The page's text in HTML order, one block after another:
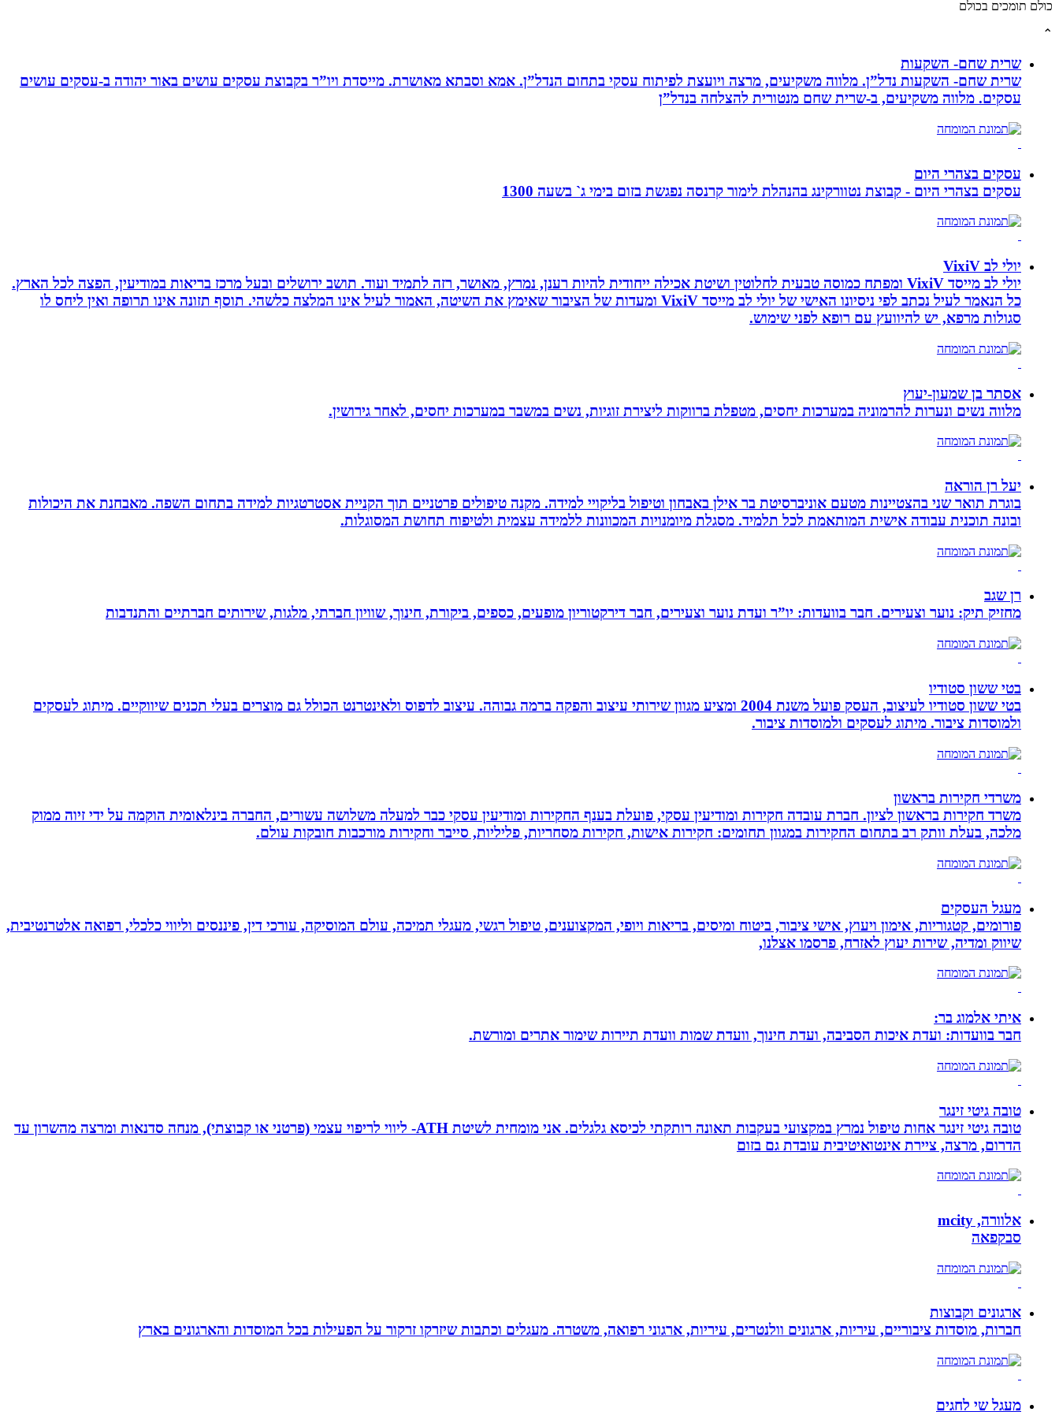
כולם תומכים בכולם
⌃
שרית שחם- השקעות
שרית שחם- השקעות נדל”ן. מלווה משקיעים, מרצה ויועצת לפיתוח עסקי בתחום הנדל”ן. אמא וסבתא מאושרת. ‏מייסדת ויו”ר בקבוצת עסקים עושים באור יהודה‏ ב-‏עסקים עושים
עסקים‏. ‏מלווה משקיעים, ב-‏שרית שחם מנטורית להצלחה בנדל”ן‏
עסקים בצהרי היום
עסקים בצהרי היום - קבוצת נטוורקינג בהנהלת לימור קרנסה נפגשת בזום בימי ג` בשעה 1300
יולי לב VixiV
יולי לב מייסד VixiV ומפתח כמוסה טבעית לחלוטין ושיטת אכילה ייחודית להיות רענן, נמרץ, מאושר, רזה לתמיד ועוד. תושב ירושלים ובעל מרכז בריאות במודיעין, הפצה לכל הארץ.
כל הנאמר לעיל נכתב לפי ניסיונו האישי של יולי לב מייסד VixiV ומעדות של הציבור שאימץ את השיטה, האמור לעיל אינו המלצה כלשהי. תוסף תזונה אינו תרופה ואין ליחס לו
סגולות מרפא, יש להיוועץ עם רופא לפני שימוש.
אסתר בן שמעון-יעוץ
מלווה נשים ונערות להרמוניה במערכות יחסים, מטפלת ברווקות ליצירת זוגיות, נשים במשבר במערכות יחסים, לאחר גירושין.
יעל רן הוראה
בוגרת תואר שני בהצטיינות מטעם אוניברסיטת בר אילן באבחון וטיפול בליקויי למידה. מקנה טיפולים פרטניים תוך הקניית אסטרטגיות למידה בתחום השפה. מאבחנת את היכולות
ובונה תוכנית עבודה אישית המותאמת לכל תלמיד. מסגלת מיומנויות המכוונות ללמידה עצמית ולטיפוח תחושת המסוגלות.
רן שגב
מחזיק תיק: נוער וצעירים. חבר בוועדות: יו”ר ועדת נוער וצעירים, חבר דירקטוריון מופעים, כספים, ביקורת, חינוך, שוויון חברתי, מלגות, שירותים חברתיים והתנדבות
בטי ששון סטודיו
בטי ששון סטודיו לעיצוב, העסק פועל משנת 2004 ומציע מגוון שירותי עיצוב והפקה ברמה גבוהה. עיצוב לדפוס ולאינטרנט הכולל גם מוצרים בעלי תכנים שיווקיים. מיתוג לעסקים
ולמוסדות ציבור. מיתוג לעסקים ולמוסדות ציבור.
משרדי חקירות בראשון
משרד חקירות בראשון לציון. חברת עובדה חקירות ומודיעין עסקי, פועלת בענף החקירות ומודיעין עסקי כבר למעלה משלושה עשורים, החברה בינלאומית הוקמה על ידי זיוה ממוק
מלכה, בעלת וותק רב בתחום החקירות במגוון תחומים: חקירות אישות, חקירות מסחריות, פליליות, סייבר וחקירות מורכבות חובקות עולם.
מעגל העסקים
פורומים, קטגוריות, אימון ויעוץ, אישי ציבור, ביטוח ומיסים, בריאות ויופי, המקצוענים, טיפול רגשי, מעגלי תמיכה, עולם המוסיקה, עורכי דין, פיננסים וליווי כלכלי, רפואה אלטרנטיבית,
שיווק ומדיה, שירות יעוץ לאזרח, פרסמו אצלנו,
איתי אלמוג בר:
חבר בוועדות: ועדת איכות הסביבה, ועדת חינוך, וועדת שמות וועדת תיירות שימור אתרים ומורשת.
טובה גיטי זינגר
טובה גיטי זינגר אחות טיפול נמרץ במקצועי בעקבות תאונה רותקתי לכיסא גלגלים. אני מומחית לשיטת ATH- ליווי לריפוי עצמי (פרטני או קבוצתי), מנחה סדנאות ומרצה מהשרון עד
הדרום, מרצה, ציירת אינטואיטיבית עובדת גם בזום
אלוורה, mcity
סבקפאה
ארגונים וקבוצות
חברות, מוסדות ציבוריים, עיריות, ארגונים וולנטרים, עיריות, ארגוני רפואה, משטרה. מעגלים וכתבות שיזרקו זרקור על הפעילות בכל המוסדות והארגונים בארץ
מעגל שי לחגים